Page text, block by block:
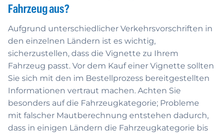
Fahrzeug aus?
Aufgrund unterschiedlicher Verkehrsvorschriften in
den einzelnen Ländern ist es wichtig,
sicherzustellen, dass die Vignette zu Ihrem
Fahrzeug passt. Vor dem Kauf einer Vignette sollten
Sie sich mit den im Bestellprozess bereitgestellten
Informationen vertraut machen. Achten Sie
besonders auf die Fahrzeugkategorie; Probleme
mit falscher Mautberechnung entstehen dadurch,
dass in einigen Ländern die Fahrzeugkategorie bis